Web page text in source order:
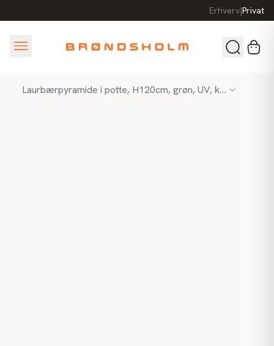
Erhverv|Privat
Laurbærpyramide i potte, H120cm, grøn, UV, kunstig plante